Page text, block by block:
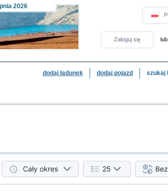
2026
Zaloguj się lub
dodaj ładunek dodaj pojazd szukaj
Cały okres 25